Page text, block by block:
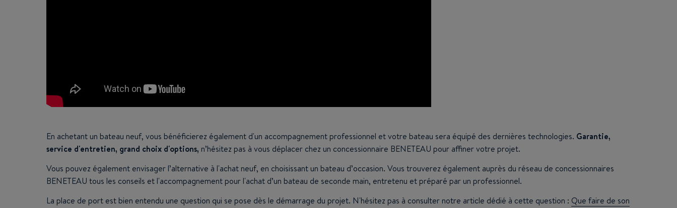
En achetant un bateau neuf, vous bénéficierez également d'un accompagnement professionnel et votre bateau sera équipé des dernières technologies. Garantie,
service d'entretien, grand choix d'options, n’hésitez pas à vous déplacer chez un concessionnaire BENETEAU pour affiner votre projet.
Vous pouvez également envisager l’alternative à l'achat neuf, en choisissant un bateau d’occasion. Vous trouverez également auprès du réseau de concessionnaires
BENETEAU tous les conseils et l'accompagnement pour l'achat d’un bateau de seconde main, entretenu et préparé par un professionnel.
La place de port est bien entendu une question qui se pose dès le démarrage du projet. N'hésitez pas à consulter notre article dédié à cette question : Que faire de son